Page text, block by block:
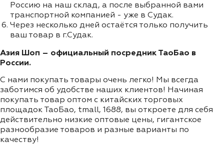
Россию на наш склад, а после выбранной вами
транспортной компанией - уже в Судак.
Через несколько дней остаётся только получить
ваш товар в г.Судак.
Азия Шоп – официальный посредник ТаоБао в
России.
С нами покупать товары очень легко! Мы всегда
заботимся об удобстве наших клиентов! Начиная
покупать товар оптом с китайских торговых
площадок ТаоБао, tmall, 1688, вы откроете для себя
действительно низкие оптовые цены, гигантское
разнообразие товаров и разные варианты по
качеству!